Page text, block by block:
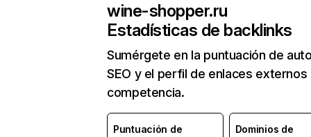
wine-shopper.ru
Estadísticas de backlinks
Sumérgete en la puntuación de
SEO y el perfil de enlaces externos
competencia.
Puntuación de
Dominios de